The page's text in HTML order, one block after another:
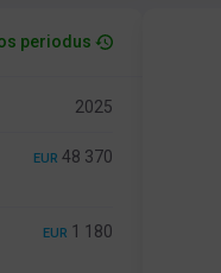
periodus
2025
EUR 48 370
EUR 1 180